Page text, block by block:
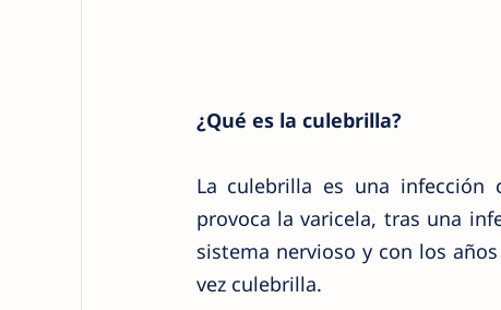
¿Qué es la culebrilla?
La culebrilla es una infección
provoca la varicela, tras una
sistema nervioso y con los
vez culebrilla.